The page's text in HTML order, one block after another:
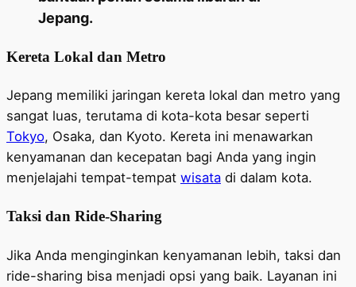
Jepang.
Kereta Lokal dan Metro
Jepang memiliki jaringan kereta lokal dan metro yang
sangat luas, terutama di kota-kota besar seperti
Tokyo, Osaka, dan Kyoto. Kereta ini menawarkan
kenyamanan dan kecepatan bagi Anda yang ingin
menjelajahi tempat-tempat wisata di dalam kota.
Taksi dan Ride-Sharing
Jika Anda menginginkan kenyamanan lebih, taksi dan
ride-sharing bisa menjadi opsi yang baik. Layanan ini